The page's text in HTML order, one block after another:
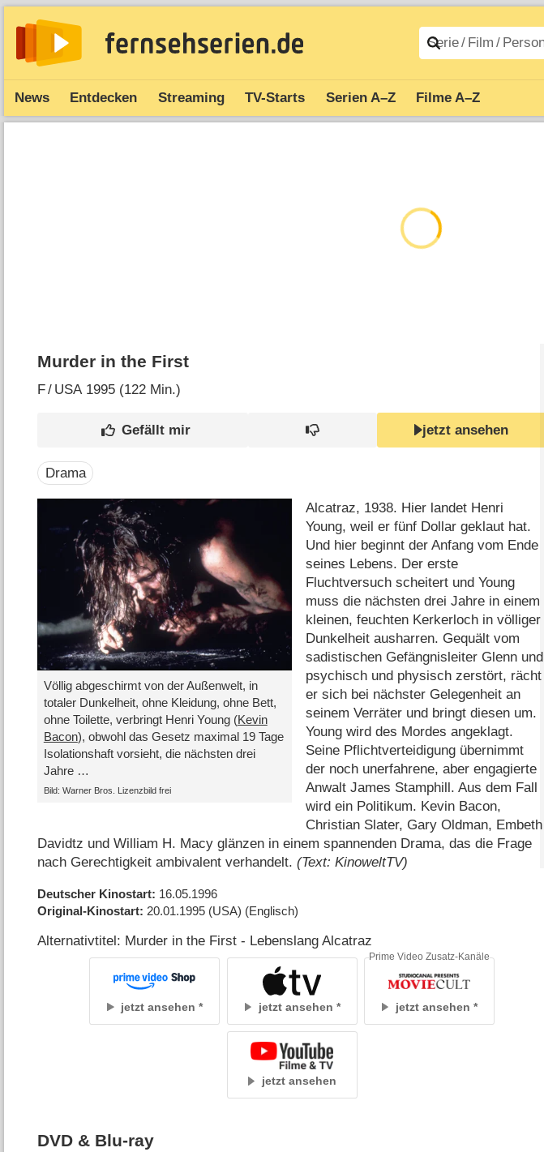
News Entdecken Streaming TV-Starts Serien A–Z Filme A–Z
Murder in the First
F/ USA1995 (122 Min.)
jetzt ansehen
Drama
Völlig abgeschirmt von der Außenwelt, in
totaler Dunkelheit, ohne Kleidung, ohne Bett,
ohne Toilette, verbringt Henri Young (Kevin
Bacon), obwohl das Gesetz maximal 19 Tage
Isolationshaft vorsieht, die nächsten drei
Jahre …
Bild: Warner Bros. Lizenzbild frei
Alcatraz, 1938. Hier landet Henri
Young, weil er fünf Dollar geklaut hat.
Und hier beginnt der Anfang vom Ende
seines Lebens. Der erste
Fluchtversuch scheitert und Young
muss die nächsten drei Jahre in einem
kleinen, feuchten Kerkerloch in völliger
Dunkelheit ausharren. Gequält vom
sadistischen Gefängnisleiter Glenn und
psychisch und physisch zerstört, rächt
er sich bei nächster Gelegenheit an
seinem Verräter und bringt diesen um.
Young wird des Mordes angeklagt.
Seine Pflichtverteidigung übernimmt
der noch unerfahrene, aber engagierte
Anwalt James Stamphill. Aus dem Fall
wird ein Politikum. Kevin Bacon,
Christian Slater, Gary Oldman, Embeth
Davidtz und William H. Macy glänzen in einem spannenden Drama, das die Frage
nach Gerechtigkeit ambivalent verhandelt.(Text: KinoweltTV)
Deutscher Kinostart 16.05.1996
Original-Kinostart 20.01.1995 (USA) (Englisch)
Alternativtitel: Murder in the First - Lebenslang Alcatraz
jetzt ansehen jetzt ansehen jetzt ansehen
Prime Video Zusatz-Kanäle
jetzt ansehen
DVD & Blu-ray